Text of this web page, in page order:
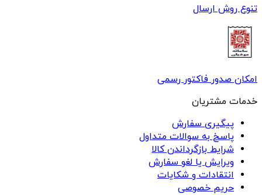
تنوع روش ارسال
امکان صدور فاکتور رسمی
خدمات مشتریان
پیگیری سفارش
پاسخ به سوالات متداول
شرایط بازگرداندن کالا
ویرایش یا لغو سفارش
انتقادات و شکایات
حریم خصوصی